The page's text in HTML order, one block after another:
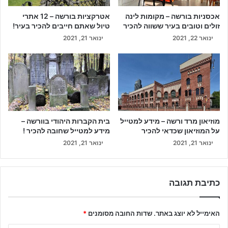
אכסניות בורשה – מקומות לינה
זולים וטובים בעיר ששווה להכיר
ינואר 22, 2021
אטרקציות בורשה – 12 אתרי
טיול שאתם חייבים להכיר בעיר!
ינואר 21, 2021
מוזיאון מרד ורשה – מידע למטייל
על המוזיאון שכדאי להכיר
ינואר 21, 2021
בית הקברות היהודי בוורשה –
מידע למטייל שחובה להכיר !
ינואר 21, 2021
כתיבת תגובה
האימייל לא יוצג באתר. שדות החובה מסומנים *